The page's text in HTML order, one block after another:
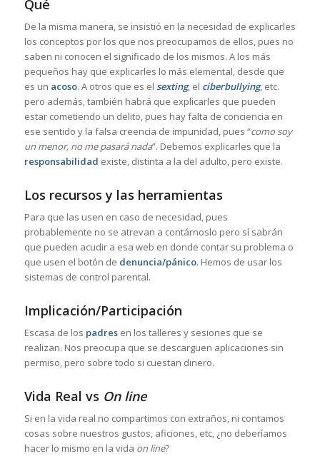
Qué
De la misma manera, se insistió en la necesidad de explicarles
los conceptos por los que nos preocupamos de ellos, pues no
saben ni conocen el significado de los mismos. A los más
pequeños hay que explicarles lo más elemental, desde que
es un acoso. A otros que es el sexting, el ciberbullying, etc.
pero además, también habrá que explicarles que pueden
estar cometiendo un delito, pues hay falta de conciencia en
ese sentido y la falsa creencia de impunidad, pues “como soy
un menor, no me pasará nada”. Debemos explicarles que la
responsabilidad existe, distinta a la del adulto, pero existe.
Los recursos y las herramientas
Para que las usen en caso de necesidad, pues
probablemente no se atrevan a contárnoslo pero sí sabrán
que pueden acudir a esa web en donde contar su problema o
que usen el botón de denuncia/pánico. Hemos de usar los
sistemas de control parental.
Implicación/Participación
Escasa de los padresen los talleres y sesiones que se
realizan. Nos preocupa que se descarguen aplicaciones sin
permiso, pero sobre todo si cuestan dinero.
Vida Real vs On line
Si en la vida real no compartimos con extraños, ni contamos
cosas sobre nuestros gustos, aficiones, etc, ¿no deberíamos
hacer lo mismo en la vida on line?